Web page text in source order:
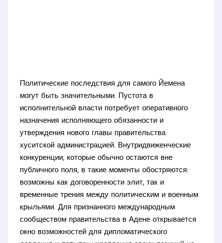
Политические последствия для самого Йемена
могут быть значительными. Пустота в
исполнительной власти потребует оперативного
назначения исполняющего обязанности и
утверждения нового главы правительства
хуситской администрацией. Внутридвиженческие
конкуренции, которые обычно остаются вне
публичного поля, в такие моменты обостряются:
возможны как договоренности элит, так и
временные трения между политическим и военным
крыльями. Для признанного международным
сообществом правительства в Адене открывается
окно возможностей для дипломатического